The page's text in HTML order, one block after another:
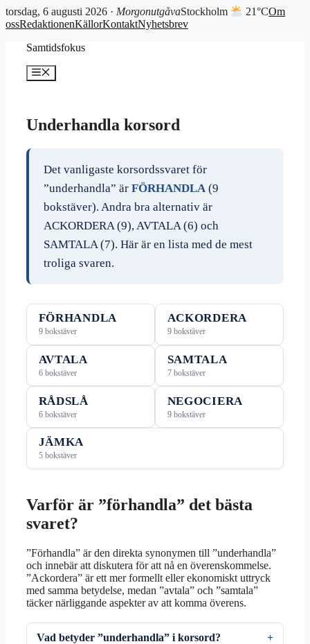
torsdag, 6 augusti 2026 · MorgonutgåvaStockholm 21°COm
ossRedaktionenKällorKontaktNyhetsbrev
Samtidsfokus
Meny
Underhandla korsord
Det vanligaste korsordssvaret för
”underhandla” är FÖRHANDLA(9
bokstäver). Andra bra alternativ är
ACKORDERA (9), AVTALA (6) och
SAMTALA (7). Här är en lista med de mest
troliga svaren.
FÖRHANDLA
9 bokstäver
ACKORDERA
9 bokstäver
AVTALA
6 bokstäver
SAMTALA
7 bokstäver
RÅDSLÅ
6 bokstäver
NEGOCIERA
9 bokstäver
JÄMKA
5 bokstäver
Varför är ”förhandla” det bästa
svaret?
”Förhandla” är den direkta synonymen till ”underhandla”
och innebär att diskutera för att nå en överenskommelse.
”Ackordera” är ett mer formellt eller ekonomiskt uttryck
med samma betydelse, medan ”avtala” och ”samtala”
täcker närliggande aspekter av att komma överens.
Vad betyder ”underhandla” i korsord?